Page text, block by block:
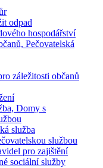
odpad
hospodářství
Pečovatelská
záležitosti občanů
Domy s
služba
službou
pro zajištění
sociální služby